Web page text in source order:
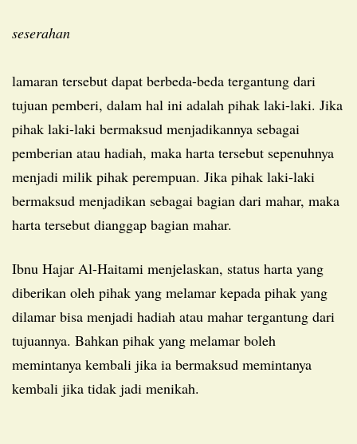
seserahan
lamaran tersebut dapat berbeda-beda tergantung dari
tujuan pemberi, dalam hal ini adalah pihak laki-laki. Jika
pihak laki-laki bermaksud menjadikannya sebagai
pemberian atau hadiah, maka harta tersebut sepenuhnya
menjadi milik pihak perempuan. Jika pihak laki-laki
bermaksud menjadikan sebagai bagian dari mahar, maka
harta tersebut dianggap bagian mahar.
Ibnu Hajar Al-Haitami menjelaskan, status harta yang
diberikan oleh pihak yang melamar kepada pihak yang
dilamar bisa menjadi hadiah atau mahar tergantung dari
tujuannya. Bahkan pihak yang melamar boleh
memintanya kembali jika ia bermaksud memintanya
kembali jika tidak jadi menikah.